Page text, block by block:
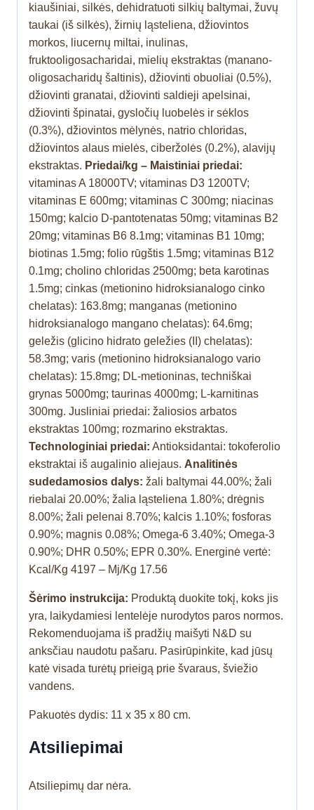
kiaušiniai, silkės, dehidratuoti silkių baltymai, žuvų
taukai (iš silkės), žirnių ląsteliena, džiovintos
morkos, liucernų miltai, inulinas,
fruktooligosacharidai, mielių ekstraktas (manano-
oligosacharidų šaltinis), džiovinti obuoliai (0.5%),
džiovinti granatai, džiovinti saldieji apelsinai,
džiovinti špinatai, gysločių luobelės ir sėklos
(0.3%), džiovintos mėlynės, natrio chloridas,
džiovintos alaus mielės, ciberžolės (0.2%), alavijų
ekstraktas. Priedai/kg – Maistiniai priedai:
vitaminas A 18000TV; vitaminas D3 1200TV;
vitaminas E 600mg; vitaminas C 300mg; niacinas
150mg; kalcio D-pantotenatas 50mg; vitaminas B2
20mg; vitaminas B6 8.1mg; vitaminas B1 10mg;
biotinas 1.5mg; folio rūgštis 1.5mg; vitaminas B12
0.1mg; cholino chloridas 2500mg; beta karotinas
1.5mg; cinkas (metionino hidroksianalogo cinko
chelatas): 163.8mg; manganas (metionino
hidroksianalogo mangano chelatas): 64.6mg;
geležis (glicino hidrato geležies (II) chelatas):
58.3mg; varis (metionino hidroksianalogo vario
chelatas): 15.8mg; DL-metioninas, techniškai
grynas 5000mg; taurinas 4000mg; L-karnitinas
300mg. Jusliniai priedai: žaliosios arbatos
ekstraktas 100mg; rozmarino ekstraktas.
Technologiniai priedai: Antioksidantai: tokoferolio
ekstraktai iš augalinio aliejaus. Analitinės
sudedamosios dalys: žali baltymai 44.00%; žali
riebalai 20.00%; žalia ląsteliena 1.80%; drėgnis
8.00%; žali pelenai 8.70%; kalcis 1.10%; fosforas
0.90%; magnis 0.08%; Omega-6 3.40%; Omega-3
0.90%; DHR 0.50%; EPR 0.30%. Energinė vertė:
Kcal/Kg 4197 – Mj/Kg 17.56
Šėrimo instrukcija: Produktą duokite tokį, koks jis
yra, laikydamiesi lentelėje nurodytos paros normos.
Rekomenduojama iš pradžių maišyti N&D su
anksčiau naudotu pašaru. Pasirūpinkite, kad jūsų
katė visada turėtų prieigą prie švaraus, šviežio
vandens.
Pakuotės dydis: 11 x 35 x 80 cm.
Atsiliepimai
Atsiliepimų dar nėra.